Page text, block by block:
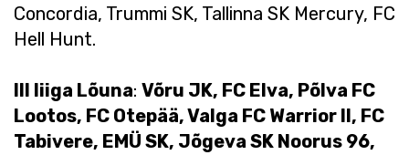
Concordia, Trummi SK, Tallinna SK Mercury, FC
Hell Hunt.
III liiga Lõuna: Võru JK, FC Elva, Põlva FC
Lootos, FC Otepää, Valga FC Warrior II, FC
Tabivere, EMÜ SK, Jõgeva SK Noorus 96,